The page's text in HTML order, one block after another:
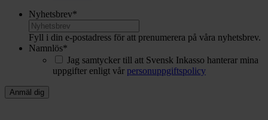
Nyhetsbrev*
Fyll i din e-postadress för att prenumerera på våra nyhetsbrev.
Namnlös*
Jag samtycker till att Svensk Inkasso hanterar mina
uppgifter enligt vår personuppgiftspolicy